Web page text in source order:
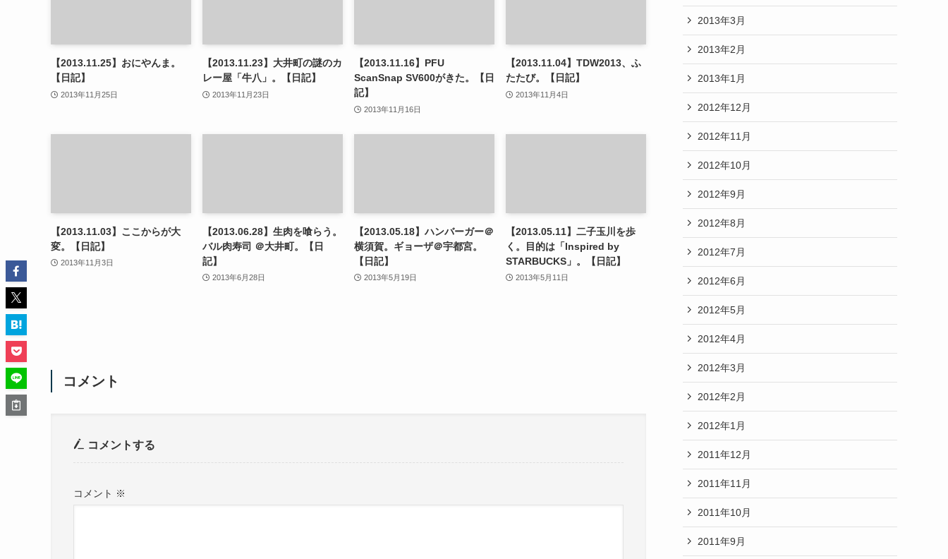
【2013.11.25】おにやんま。
【日記】
2013年11月25日
【2013.11.23】大井町の謎のカ
レー屋「牛八」。【日記】
2013年11月23日
【2013.11.16】PFU
ScanSnap SV600がきた。【日
記】
2013年11月16日
【2013.11.04】TDW2013、ふ
たたび。【日記】
2013年11月4日
【2013.11.03】ここからが大
変。【日記】
2013年11月3日
【2013.06.28】生肉を喰らう。
バル肉寿司 ＠大井町。【日
記】
2013年6月28日
【2013.05.18】ハンバーガー＠
横須賀。ギョーザ＠宇都宮。
【日記】
2013年5月19日
【2013.05.11】二子玉川を歩
く。目的は「Inspired by
STARBUCKS」。【日記】
2013年5月11日
コメント
コメントする
コメント ※
2013年3月
2013年2月
2013年1月
2012年12月
2012年11月
2012年10月
2012年9月
2012年8月
2012年7月
2012年6月
2012年5月
2012年4月
2012年3月
2012年2月
2012年1月
2011年12月
2011年11月
2011年10月
2011年9月